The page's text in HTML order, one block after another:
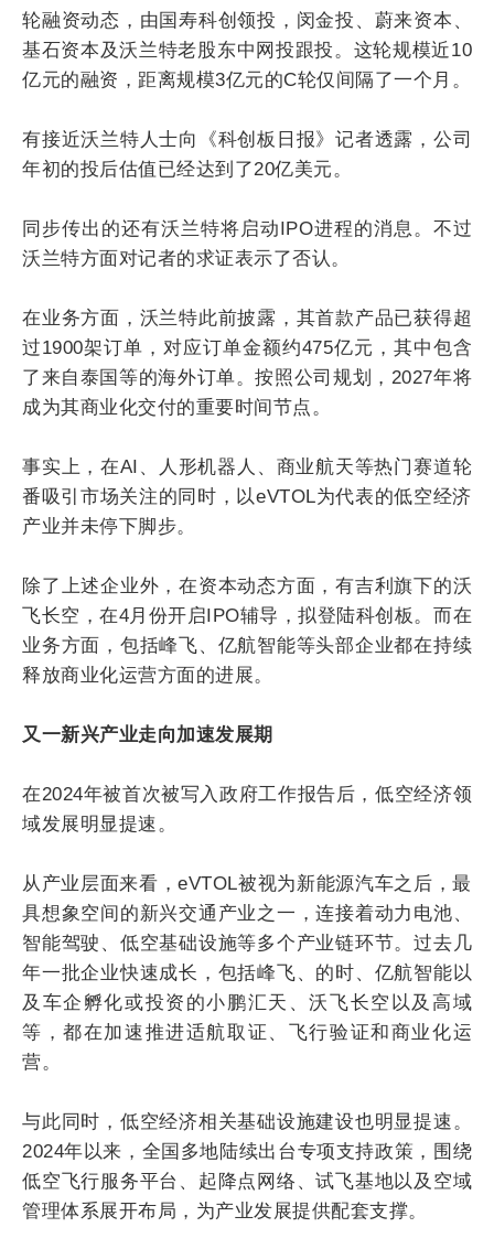
轮融资动态，由国寿科创领投，闵金投、蔚来资本、
基石资本及沃兰特老股东中网投跟投。这轮规模近10
亿元的融资，距离规模3亿元的C轮仅间隔了一个月。
有接近沃兰特人士向《科创板日报》记者透露，公司
年初的投后估值已经达到了20亿美元。
同步传出的还有沃兰特将启动IPO进程的消息。不过
沃兰特方面对记者的求证表示了否认。
在业务方面，沃兰特此前披露，其首款产品已获得超
过1900架订单，对应订单金额约475亿元，其中包含
了来自泰国等的海外订单。按照公司规划，2027年将
成为其商业化交付的重要时间节点。
事实上，在AI、人形机器人、商业航天等热门赛道轮
番吸引市场关注的同时，以eVTOL为代表的低空经济
产业并未停下脚步。
除了上述企业外，在资本动态方面，有吉利旗下的沃
飞长空，在4月份开启IPO辅导，拟登陆科创板。而在
业务方面，包括峰飞、亿航智能等头部企业都在持续
释放商业化运营方面的进展。
又一新兴产业走向加速发展期
在2024年被首次被写入政府工作报告后，低空经济领
域发展明显提速。
从产业层面来看，eVTOL被视为新能源汽车之后，最
具想象空间的新兴交通产业之一，连接着动力电池、
智能驾驶、低空基础设施等多个产业链环节。过去几
年一批企业快速成长，包括峰飞、的时、亿航智能以
及车企孵化或投资的小鹏汇天、沃飞长空以及高域
等，都在加速推进适航取证、飞行验证和商业化运
营。
与此同时，低空经济相关基础设施建设也明显提速。
2024年以来，全国多地陆续出台专项支持政策，围绕
低空飞行服务平台、起降点网络、试飞基地以及空域
管理体系展开布局，为产业发展提供配套支撑。